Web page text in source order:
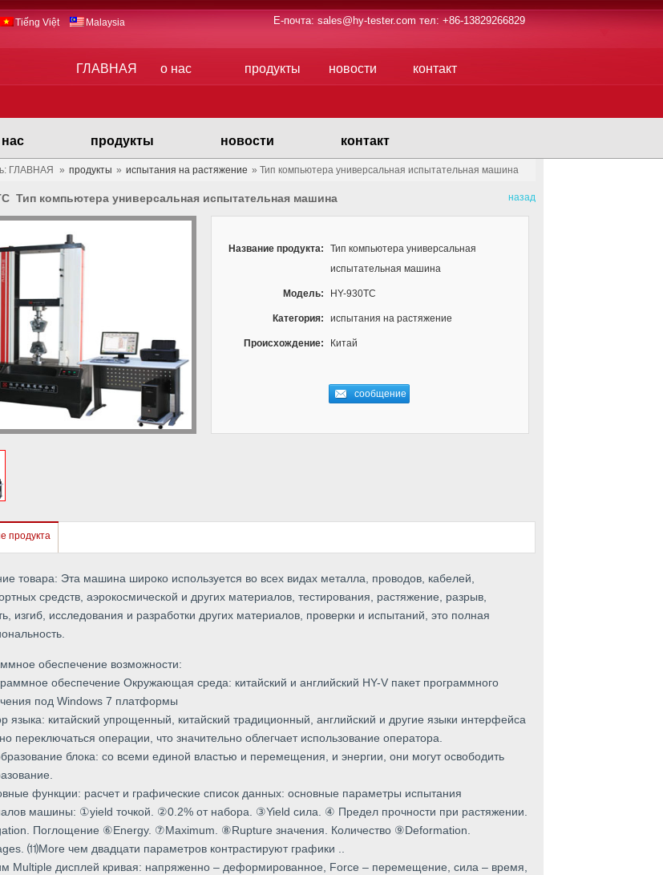
Malaysia
Tiếng Việt E-почта: sales@hy-tester.com тел: +86-13829266829
ГЛАВНАЯ о нас продукты новости контакт
продукты новости контакт
ГЛАВНАЯ » продукты » испытания на растяжение » Тип компьютера универсальная испытательная машина
назад
Тип компьютера универсальная испытательная машина
Название продукта:
Тип компьютера универсальная
испытательная машина
Модель: HY-930TC
Категория: испытания на растяжение
Происхождение: Китай
продукта
товара: Эта машина широко используется во всех видах металла, проводов, кабелей,
средств, аэрокосмической и других материалов, тестирования, растяжение, разрыв,
изгиб, исследования и разработки других материалов, проверки и испытаний, это полная
обеспечение возможности:
обеспечение Окружающая среда: китайский и английский HY-V пакет программного
под Windows 7 платформы
языка: китайский упрощенный, китайский традиционный, английский и другие языки интерфейса
переключаться операции, что значительно облегчает использование оператора.
блока: со всеми единой властью и перемещения, и энергии, они могут освободить
функции: расчет и графические список данных: основные параметры испытания
машины: ①yield точкой. ②0.2% от набора. ③Yield сила. ④ Предел прочности при растяжении.
Поглощение ⑥Energy. ⑦Maximum. ⑧Rupture значения. Количество ⑨Deformation.
⑾More чем двадцати параметров контрастируют графики ..
Multiple дисплей кривая: напряженно – деформированное, Force – перемещение, сила – время,